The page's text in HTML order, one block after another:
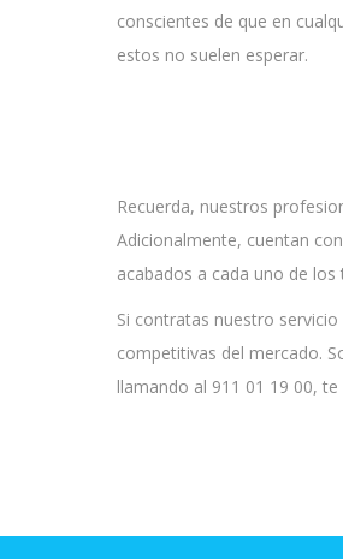
conscientes de que en
estos no suelen esperar.
Recuerda, nuestros
Adicionalmente, cuentan
acabados a cada uno de
Si contratas nuestro
competitivas del mercado.
llamando al 911 01 19 00,